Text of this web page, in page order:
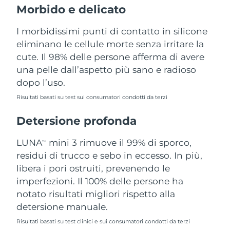
Morbido e delicato
I morbidissimi punti di contatto in silicone
eliminano le cellule morte senza irritare la
cute. Il 98% delle persone afferma di avere
una pelle dall’aspetto più sano e radioso
dopo l’uso.
Risultati basati su test sui consumatori condotti da terzi
Detersione profonda
LUNATM
mini 3 rimuove il 99% di sporco,
residui di trucco e sebo in eccesso. In più,
libera i pori ostruiti, prevenendo le
imperfezioni. Il 100% delle persone ha
notato risultati migliori rispetto alla
detersione manuale.
Risultati basati su test clinici e sui consumatori condotti da terzi
Filippine Consegna stimata
Polonia Consegna stimata12/08/2026
Portogallo Consegna stimata11/08/2026
Portorico
Romania Consegna stimata11/08/2026
Russia Consegna stimata19/08/2026
Arabia Saudita